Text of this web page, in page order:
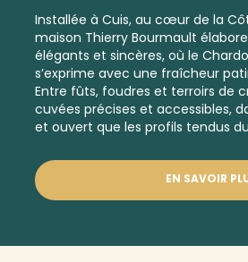
Installée à Cuis, au cœur de la
maison Thierry Bourmault
élégants et sincères, où le
s’exprime avec une fraîcheur
Entre fûts, foudres et terroirs de
cuvées précises et accessibles,
et ouvert que les profils tendus
EN SAVOIR